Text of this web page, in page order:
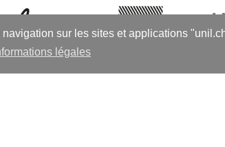
navigation sur les sites et applications
légales